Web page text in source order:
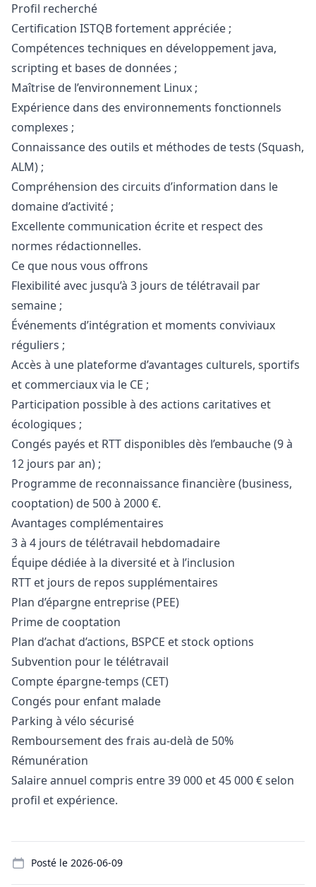
Profil recherché
Certification ISTQB fortement appréciée ;
Compétences techniques en développement java,
scripting et bases de données ;
Maîtrise de l’environnement Linux ;
Expérience dans des environnements fonctionnels
complexes ;
Connaissance des outils et méthodes de tests (Squash,
ALM) ;
Compréhension des circuits d’information dans le
domaine d’activité ;
Excellente communication écrite et respect des
normes rédactionnelles.
Ce que nous vous offrons
Flexibilité avec jusqu’à 3 jours de télétravail par
semaine ;
Événements d’intégration et moments conviviaux
réguliers ;
Accès à une plateforme d’avantages culturels, sportifs
et commerciaux via le CE ;
Participation possible à des actions caritatives et
écologiques ;
Congés payés et RTT disponibles dès l’embauche (9 à
12 jours par an) ;
Programme de reconnaissance financière (business,
cooptation) de 500 à 2000 €.
Avantages complémentaires
3 à 4 jours de télétravail hebdomadaire
Équipe dédiée à la diversité et à l’inclusion
RTT et jours de repos supplémentaires
Plan d’épargne entreprise (PEE)
Prime de cooptation
Plan d’achat d’actions, BSPCE et stock options
Subvention pour le télétravail
Compte épargne-temps (CET)
Congés pour enfant malade
Parking à vélo sécurisé
Remboursement des frais au-delà de 50%
Rémunération
Salaire annuel compris entre 39 000 et 45 000 € selon
profil et expérience.
Posté le 2026-06-09